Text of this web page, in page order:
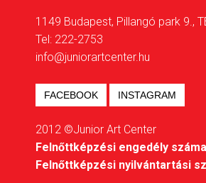
1149 Budapest, Pillangó park 9.,
Tel: 222-2753
info@juniorartcenter.hu
FACEBOOK INSTAGRAM
2012 ©Junior Art Center
Felnőttképzési engedély
Felnőttképzési nyilvántartási